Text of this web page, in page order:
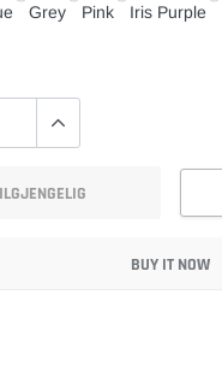
Grey Pink Iris Purple
BUY IT NOW